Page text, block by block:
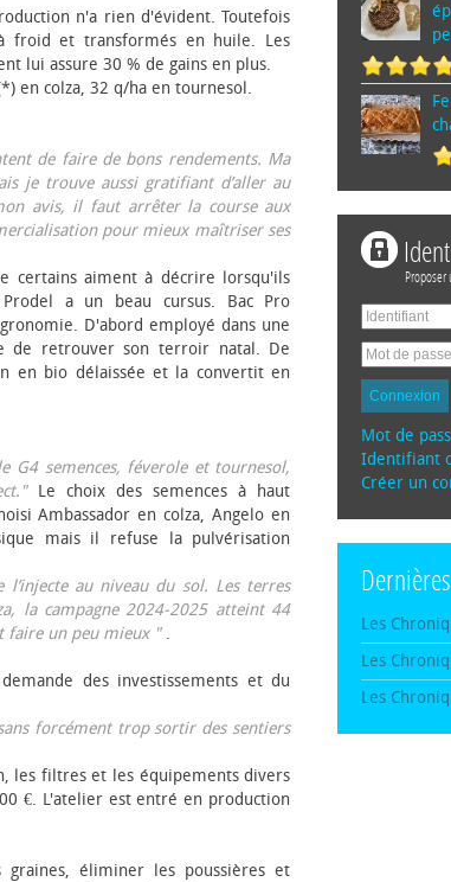
n'a rien d'évident. Toutefois
froid et transformés en huile. Les
lui assure 30 % de gains en plus.
en colza, 32 q/ha en tournesol.
de faire de bons rendements. Ma
je trouve aussi gratifiant d’aller au
avis, il faut arrêter la course aux
pour mieux maîtriser ses
certains aiment à décrire lorsqu'ils
a un beau cursus. Bac Pro
D'abord employé dans une
de retrouver son terroir natal. De
en bio délaissée et la convertit en
G4 semences, féverole et tournesol,
Le choix des semences à haut
Ambassador en colza, Angelo en
mais il refuse la pulvérisation
l’injecte au niveau du sol. Les terres
la campagne 2024-2025 atteint 44
faire un peu mieux ".
des investissements et du
forcément trop sortir des sentiers
les filtres et les équipements divers
€. L'atelier est entré en production
éliminer les poussières et
Proposer
Connexion
Mot de
Identifiant
Créer un
Les
Les
Les